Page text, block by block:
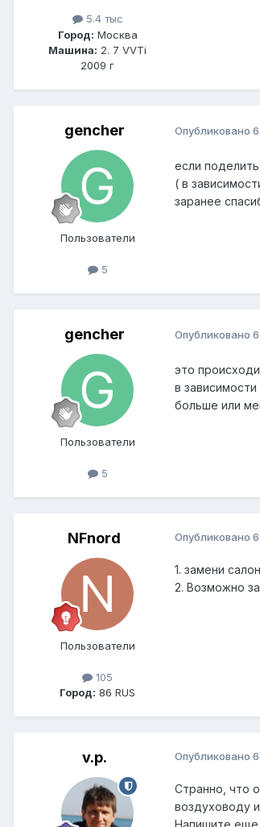
5.4 тыс
Город: Москва
Машина: 2. 7 VVTi
2009 г
gencher
Пользователи
5
Опубликовано
если
( в
заранее
gencher
Пользователи
5
Опубликовано
это
в
больше или
NFnord
Пользователи
105
Город: 86 RUS
Опубликовано
1. замени
2. Возможно
v.p. Опубликовано
Странно, что
воздуховоду
Напишите